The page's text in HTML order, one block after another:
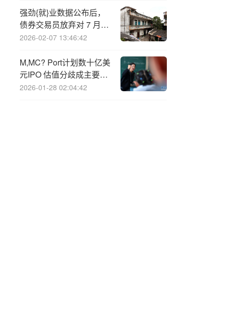
强劲{就}业数据公布后，
债券交易员放弃对 7 月降
息的押注
2026-02-07 13:46:42
M,MC? Port计划数十亿美
元IPO 估值分歧成主要障
碍
2026-01-28 02:04:42